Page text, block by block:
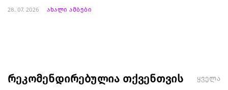
28. 07. 2026 ახალი ამბები
რეკომენდირებულია თქვენთვის ყველა